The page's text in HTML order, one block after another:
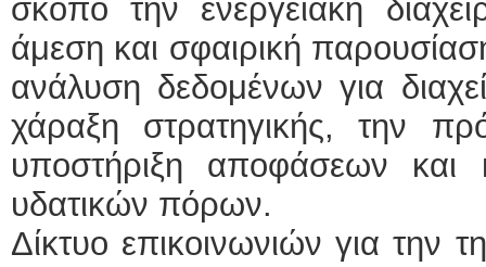
σκοπό την ενεργειακή
άμεση και σφαιρική
ανάλυση δεδομένων για
χάραξη στρατηγικής, την
υποστήριξη αποφάσεων και
υδατικών πόρων.
Δίκτυο επικοινωνιών για την